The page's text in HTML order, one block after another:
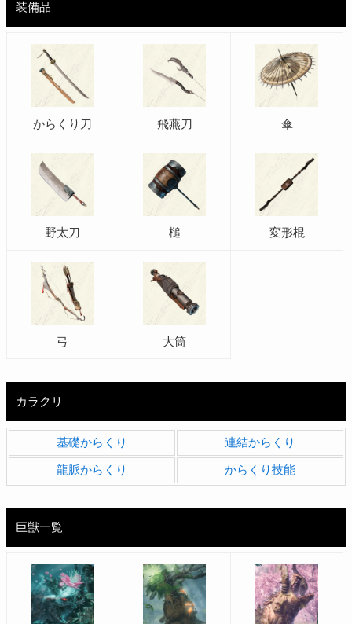
装備品
からくり刀 飛燕刀 傘
野太刀 槌 変形棍
弓 大筒
カラクリ
基礎からくり 連結からくり
龍脈からくり からくり技能
巨獣一覧